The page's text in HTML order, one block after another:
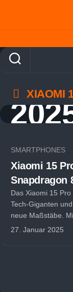
XIAOMI
SMARTPHONES
Xiaomi 15
Snapdragon
Das Xiaomi 15
Tech-Giganten
neue Maßstäbe.
27. Januar 2025